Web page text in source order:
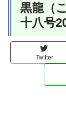
黒龍（
十八号
Twitter